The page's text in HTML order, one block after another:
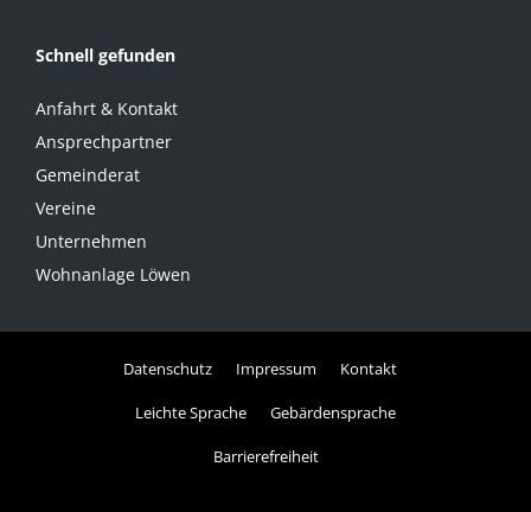
Schnell gefunden
Anfahrt & Kontakt
Ansprechpartner
Gemeinderat
Vereine
Unternehmen
Wohnanlage Löwen
Datenschutz Impressum Kontakt
Leichte Sprache Gebärdensprache
Barrierefreiheit